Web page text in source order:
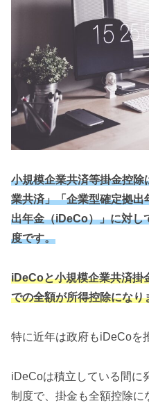
小規模企業共済等掛金控
業共済」「企業型確定拠
出年金（iDeCo）」に対し
度です。
iDeCoと小規模企業共済掛
での全額が所得控除になり
特に近年は政府もiDeCoを
iDeCoは積立している間に
制度で、掛金も全額控除